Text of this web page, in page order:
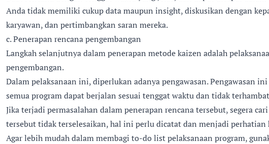
Anda tidak memiliki cukup data maupun insight, diskusikan dengan
karyawan, dan pertimbangkan saran mereka.
c. Penerapan rencana pengembangan
Langkah selanjutnya dalam penerapan metode kaizen adalah
pengembangan.
Dalam pelaksanaan ini, diperlukan adanya pengawasan. Pengawasan
semua program dapat berjalan sesuai tenggat waktu dan tidak
Jika terjadi permasalahan dalam penerapan rencana tersebut, segera
tersebut tidak terselesaikan, hal ini perlu dicatat dan menjadi perhatian
Agar lebih mudah dalam membagi to-do list pelaksanaan program,